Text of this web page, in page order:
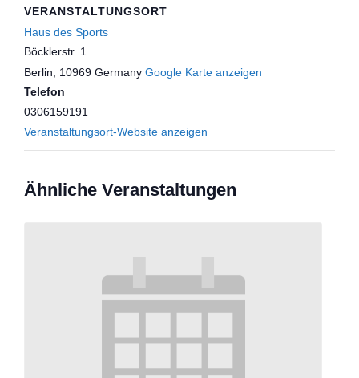
VERANSTALTUNGSORT
Haus des Sports
Böcklerstr. 1
Berlin
10969 Germany Google Karte anzeigen
Telefon
0306159191
Veranstaltungsort-Website anzeigen
Ähnliche Veranstaltungen